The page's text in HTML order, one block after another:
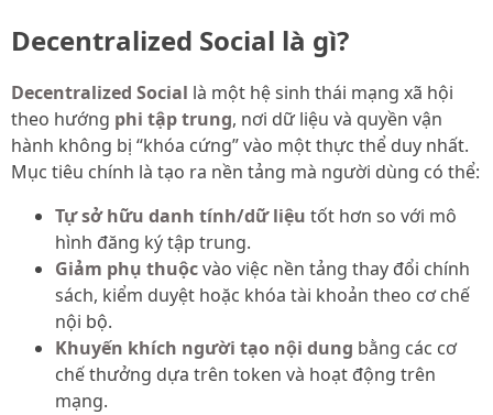
Decentralized Social là gì?
Decentralized Social là một hệ sinh thái mạng xã hội
theo hướng phi tập trung, nơi dữ liệu và quyền vận
hành không bị “khóa cứng” vào một thực thể duy nhất.
Mục tiêu chính là tạo ra nền tảng mà người dùng có thể:
Tự sở hữu danh tính/dữ liệu tốt hơn so với mô
hình đăng ký tập trung.
Giảm phụ thuộcvào việc nền tảng thay đổi chính
sách, kiểm duyệt hoặc khóa tài khoản theo cơ chế
nội bộ.
Khuyến khích người tạo nội dung bằng các cơ
chế thưởng dựa trên token và hoạt động trên
mạng.